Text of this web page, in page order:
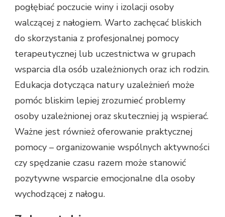
pogłębiać poczucie winy i izolacji osoby
walczącej z nałogiem. Warto zachęcać bliskich
do skorzystania z profesjonalnej pomocy
terapeutycznej lub uczestnictwa w grupach
wsparcia dla osób uzależnionych oraz ich rodzin.
Edukacja dotycząca natury uzależnień może
pomóc bliskim lepiej zrozumieć problemy
osoby uzależnionej oraz skuteczniej ją wspierać.
Ważne jest również oferowanie praktycznej
pomocy – organizowanie wspólnych aktywności
czy spędzanie czasu razem może stanowić
pozytywne wsparcie emocjonalne dla osoby
wychodzącej z nałogu.